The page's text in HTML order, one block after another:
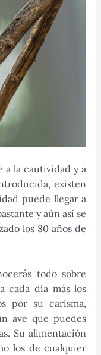
a la cautividad y a
existen
puede llegar a
y aún así se
los 80 años de
todo sobre
cada día más los
por su carisma,
ave que puedes
Su alimentación
los de cualquier